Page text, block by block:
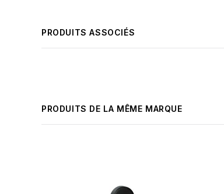
PRODUITS ASSOCIÉS
PRODUITS DE LA MÊME MARQUE